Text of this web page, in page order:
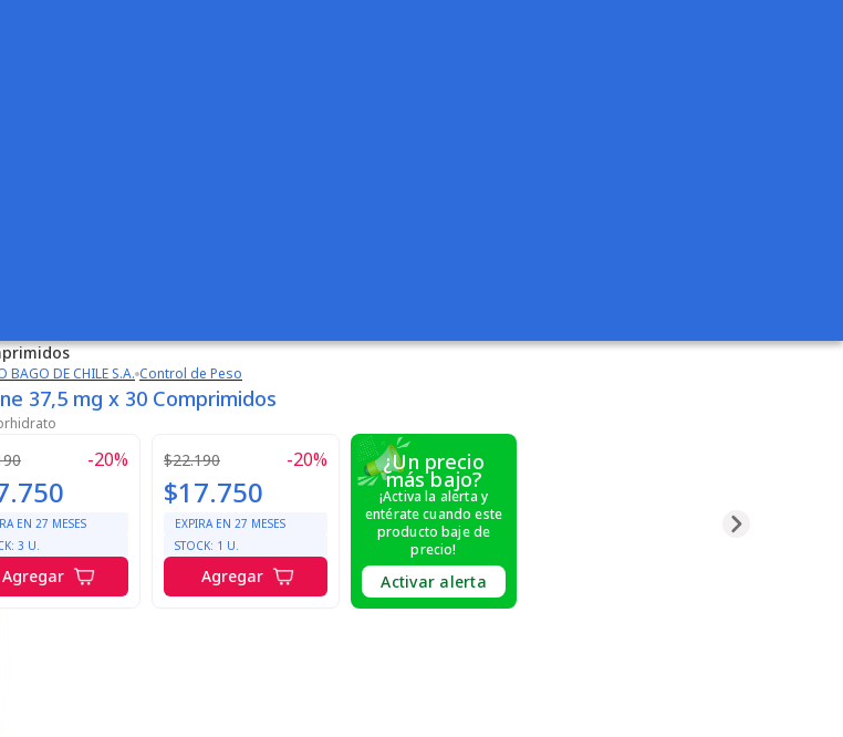
BAGO DE CHILE S.A. Control de Peso
37,5 mg x 30 Comprimidos
-20%
EN 27 MESES
3 U.
Agregar
$22.190 -20%
$17.750
EXPIRA EN 27 MESES
STOCK: 1 U.
Agregar
¿Un precio
más bajo?
¡Activa la alerta y
entérate cuando este
producto baje de
precio!
Activar alerta